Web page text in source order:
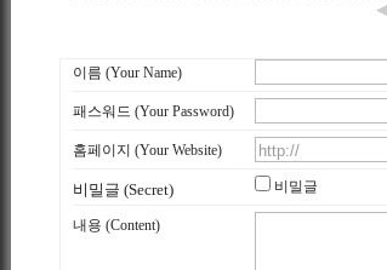
이름 (Your Name)
패스워드 (Your Password)
홈페이지 (Your Website)
비밀글 (Secret) 비밀글
내용 (Content)